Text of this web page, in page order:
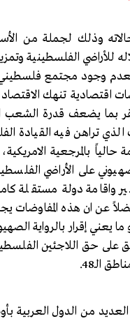
وذلك لجملة من
للأراضي الفلسطينية
لعدم وجود مجتمع
اقتصادية تنهك
بما يضعف قدرة
تراهن فيه القيادة
حالياً بالمرجعية
على الأراضي
واقامة دولة مستقلة
عن ان هذه
ما يعني إقرار بالرواية
حق اللاجئين
الـ48.
من الدول العربية